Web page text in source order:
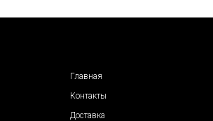
Главная
Контакты
Доставка